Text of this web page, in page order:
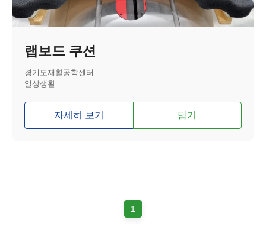
랩보드 쿠션
경기도재활공학센터
일상생활
자세히 보기 담기
1